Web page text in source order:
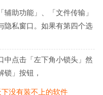
助功能」、「文件传输」
隐私窗口。如果有第四个选
中点击「左下角小锁头」然
锁」按钮，